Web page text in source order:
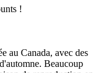
!
au Canada, avec des
Beaucoup